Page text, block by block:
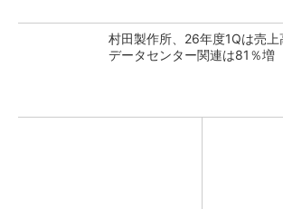
村田製作所、26年度1Qは売
データセンター関連は81％増